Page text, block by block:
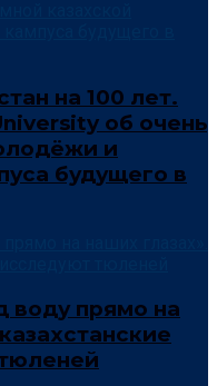
на 100 лет.
об очень
и
будущего в
воду прямо на